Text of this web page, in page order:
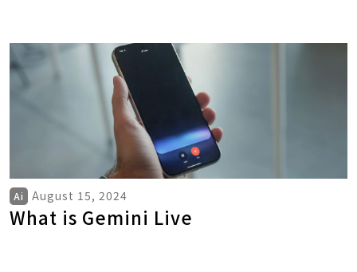
Ai August 15, 2024
What is Gemini Live